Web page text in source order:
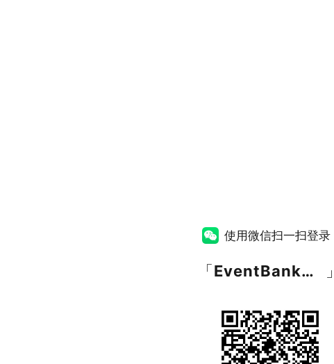
使用微信扫一扫登录
「 EventBank捷会易 」